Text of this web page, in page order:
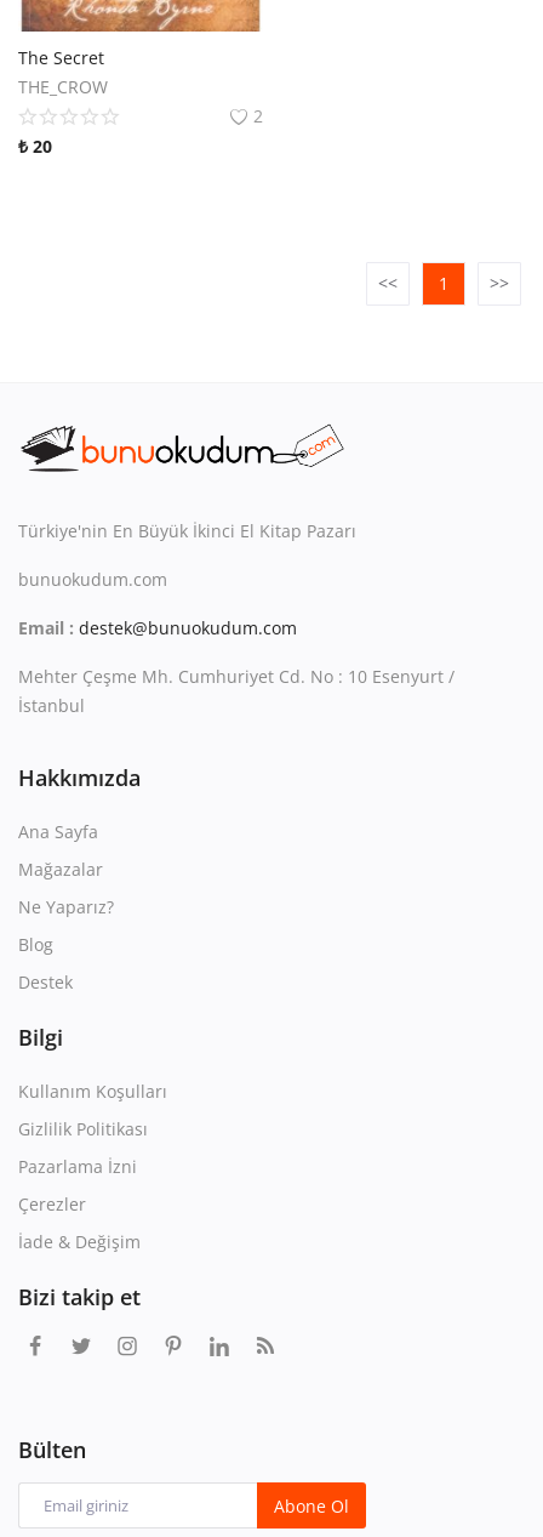
The Secret
THE_CROW
2
₺ 20
<< 1 >>
Türkiye'nin En Büyük İkinci El Kitap Pazarı
bunuokudum.com
Email : destek@bunuokudum.com
Mehter Çeşme Mh. Cumhuriyet Cd. No : 10 Esenyurt /
İstanbul
Hakkımızda
Ana Sayfa
Mağazalar
Ne Yaparız?
Blog
Destek
Bilgi
Kullanım Koşulları
Gizlilik Politikası
Pazarlama İzni
Çerezler
İade & Değişim
Bizi takip et
Bülten
Abone Ol